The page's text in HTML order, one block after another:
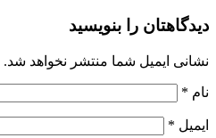
دیدگاهتان را بنویسید
نشانی ایمیل شما منتشر نخواهد شد.
نام *
ایمیل *